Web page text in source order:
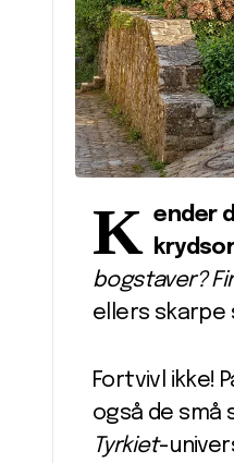
K ender
bogstaver?
ellers skarpe
Fortvivl ikke!
også de små
Tyrkiet-